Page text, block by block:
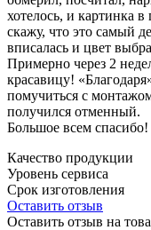
хотелось, и картинка
скажу, что это самый
вписалась и цвет
Примерно через 2
красавицу!
помучиться с
получился отменный.
Большое всем
Качество продукции
Уровень сервиса
Срок изготовления
Оставить отзыв
Оставить отзыв на